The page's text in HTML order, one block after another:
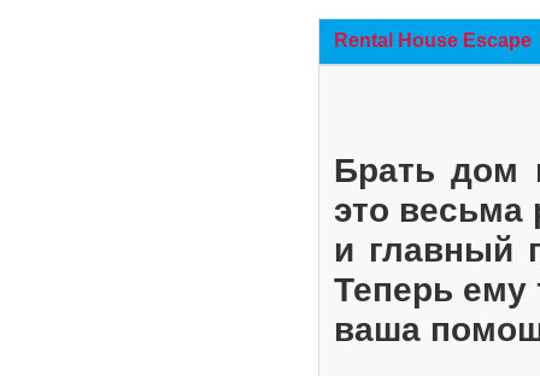
Rental House Escape
Брать дом
это весьма
и главный
Теперь ему
ваша